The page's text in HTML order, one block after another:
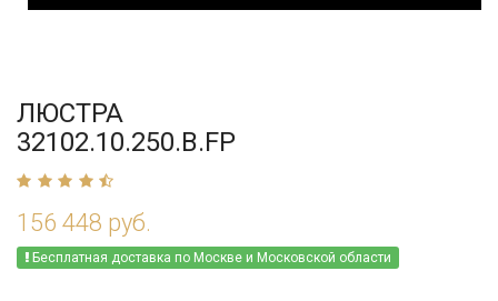
ЛЮСТРА
32102.10.250.B.FP
156 448 руб.
Бесплатная доставка по Москве и Московской области